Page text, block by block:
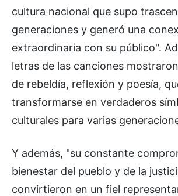
cultura nacional que supo
generaciones y generó una
extraordinaria con su público".
letras de las canciones
de rebeldía, reflexión y poesía,
transformarse en verdaderos
culturales para varias
Y además, "su constante
bienestar del pueblo y de la
convirtieron en un fiel